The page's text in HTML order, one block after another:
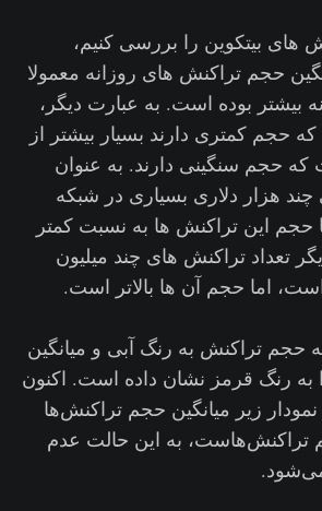
های بیتکوین را بررسی کنیم،
حجم تراکنش های روزانه معمولا
بیشتر بوده است. به عبارت دیگر،
حجم کمتری دارند بسیار بیشتر از
حجم سنگینی دارند. به عنوان
چند هزار دلاری بسیاری در شبکه
حجم این تراکنش ها به نسبت کمتر
تعداد تراکنش های چند میلیون
اما حجم آن ها بالاتر است.
حجم تراکنش به رنگ آبی و میانگین
به رنگ قرمز نشان داده است. اکنون
نمودار زیر میانگین حجم تراکنش‌ها
تراکنش‌هاست، به این حالت عدم